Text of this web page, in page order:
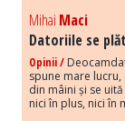
Mihai Maci
Datoriile se
Opinii /
spune mare
din mâini și se
nici în plus, nici în